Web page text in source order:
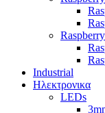
Industrial
Ηλεκτρονικα
LEDs